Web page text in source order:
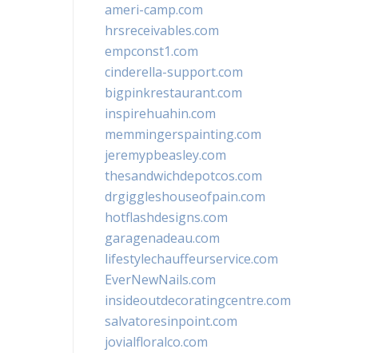
ameri-camp.com
hrsreceivables.com
empconst1.com
cinderella-support.com
bigpinkrestaurant.com
inspirehuahin.com
memmingerspainting.com
jeremypbeasley.com
thesandwichdepotcos.com
drgiggleshouseofpain.com
hotflashdesigns.com
garagenadeau.com
lifestylechauffeurservice.com
EverNewNails.com
insideoutdecoratingcentre.com
salvatoresinpoint.com
jovialfloralco.com